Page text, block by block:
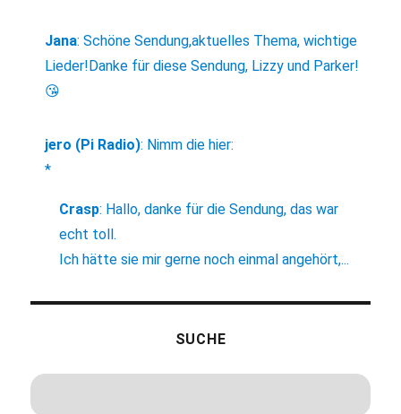
Jana:Schöne Sendung,aktuelles Thema, wichtige
Lieder!Danke für diese Sendung, Lizzy und Parker!
😘
jero (Pi Radio): Nimm die hier:
*
Crasp: Hallo, danke für die Sendung, das war
echt toll.
Ich hätte sie mir gerne noch einmal angehört,...
SUCHE